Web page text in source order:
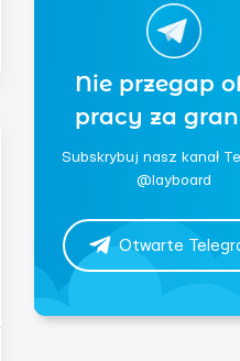
Nie przegap
pracy za
Subskrybuj nasz kanał
@layboard
Otwarte